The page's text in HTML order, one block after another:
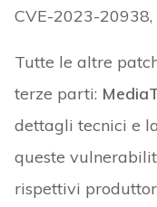
CVE-2023-
Tutte le altre
terze parti:
dettagli tecnici e
queste
rispettivi